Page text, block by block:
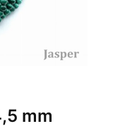
mm